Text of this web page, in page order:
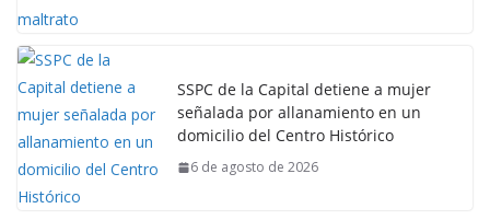
SSPC de la Capital detiene a mujer
señalada por allanamiento en un
domicilio del Centro Histórico
6 de agosto de 2026